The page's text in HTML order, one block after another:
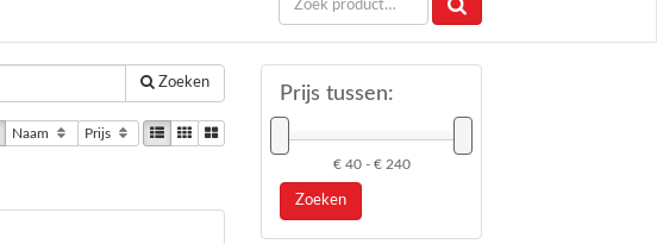
Zoeken
Naam Prijs
Prijs tussen:
€ 40 - € 240
Zoeken